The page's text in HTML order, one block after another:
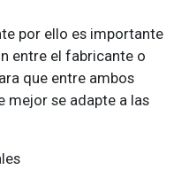
por ello es importante
entre el fabricante o
que entre ambos
mejor se adapte a las